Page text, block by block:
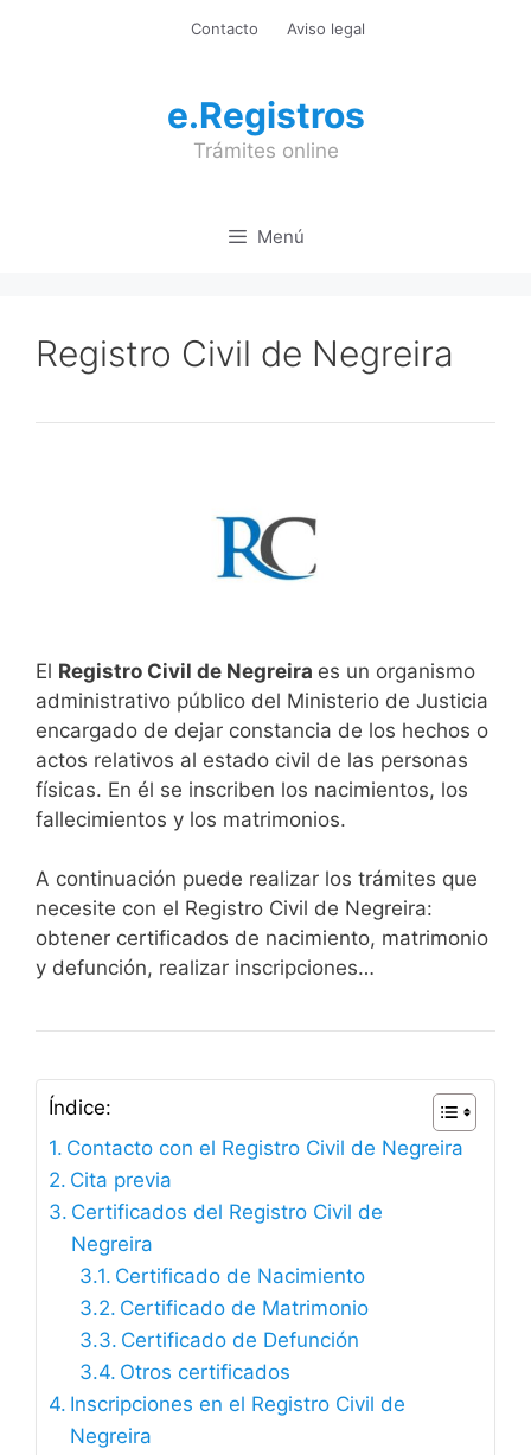
Contacto Aviso legal
e.Registros
Trámites online
Menú
Registro Civil de Negreira
El Registro Civil de Negreira es un organismo
administrativo público del Ministerio de Justicia
encargado de dejar constancia de los hechos o
actos relativos al estado civil de las personas
físicas. En él se inscriben los nacimientos, los
fallecimientos y los matrimonios.
A continuación puede realizar los trámites que
necesite con el Registro Civil de Negreira:
obtener certificados de nacimiento, matrimonio
y defunción, realizar inscripciones…
Índice:
Contacto con el Registro Civil de Negreira
Cita previa
Certificados del Registro Civil de
Negreira
Certificado de Nacimiento
Certificado de Matrimonio
Certificado de Defunción
Otros certificados
Inscripciones en el Registro Civil de
Negreira